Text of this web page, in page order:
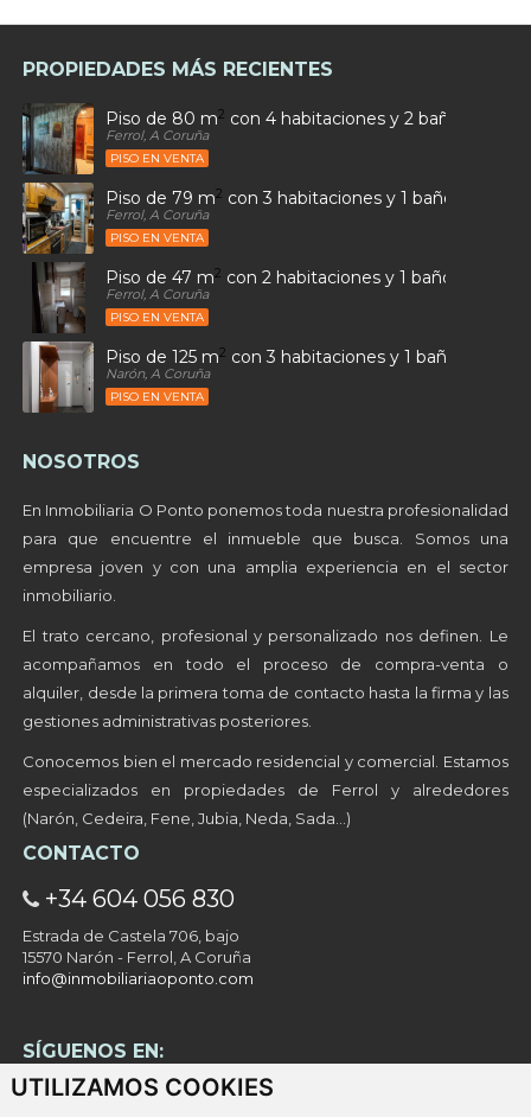
UTILIZAMOS COOKIES
PROPIEDADES MÁS RECIENTES
Piso de 80 m2 con 4 habitaciones y 2 baños en
Ferrol, A Coruña
PISO EN VENTA
Piso de 79 m2 con 3 habitaciones y 1 baños en
Ferrol, A Coruña
PISO EN VENTA
Piso de 47 m2 con 2 habitaciones y 1 baños en
Ferrol, A Coruña
PISO EN VENTA
Piso de 125 m2 con 3 habitaciones y 1 baños en
Narón, A Coruña
PISO EN VENTA
NOSOTROS
En Inmobiliaria O Ponto ponemos toda nuestra profesionalidad
para que encuentre el inmueble que busca. Somos una
empresa joven y con una amplia experiencia en el sector
inmobiliario.
El trato cercano, profesional y personalizado nos definen. Le
acompañamos en todo el proceso de compra-venta o
alquiler, desde la primera toma de contacto hasta la firma y las
gestiones administrativas posteriores.
Conocemos bien el mercado residencial y comercial. Estamos
especializados en propiedades de Ferrol y alrededores
(Narón, Cedeira, Fene, Jubia, Neda, Sada…)
CONTACTO
+34 604 056 830
Estrada de Castela 706, bajo
15570 Narón - Ferrol, A Coruña
info@inmobiliariaoponto.com
SÍGUENOS EN: